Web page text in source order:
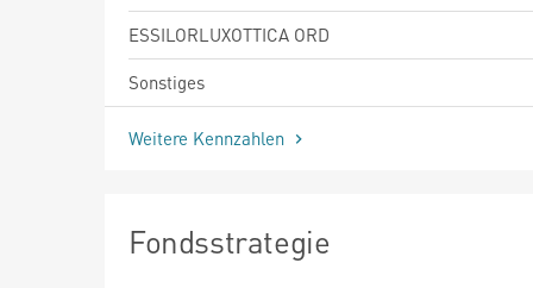
ESSILORLUXOTTICA ORD
Sonstiges
Weitere Kennzahlen
Fondsstrategie